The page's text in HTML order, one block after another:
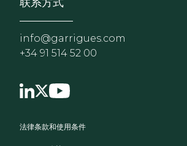
info@garrigues.com
+34 91 514 52 00
页脚菜单
法律条款和使用条件